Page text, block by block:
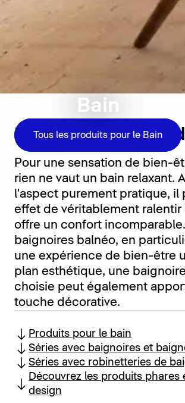
Bain
Tous les produits pour le Bain
La détente au
Pour une sensation de bien-
rien ne vaut un bain relaxant.
l'aspect purement pratique, il
effet de véritablement ralentir
offre un confort
baignoires balnéo, en
une expérience de bien-être
plan esthétique, une
choisie peut également
touche décorative.
Produits pour le bain
Séries avec baignoires et
Séries avec robinetteries de
Découvrez les produits phares
design